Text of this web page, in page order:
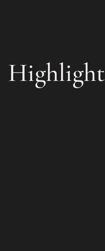
Highlight